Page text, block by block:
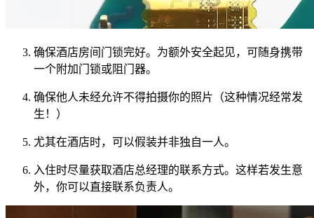
确保酒店房间门锁完好。为额外安全起见，可随身携带
一个附加门锁或阻门器。
确保他人未经允许不得拍摄你的照片（这种情况经常发
生！）
尤其在酒店时，可以假装并非独自一人。
入住时尽量获取酒店总经理的联系方式。这样若发生意
外，你可以直接联系负责人。